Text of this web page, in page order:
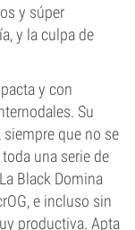
y súper
y la culpa de
y con
Su
que no se
una serie de
Black Domina
e incluso sin
productiva. Apta